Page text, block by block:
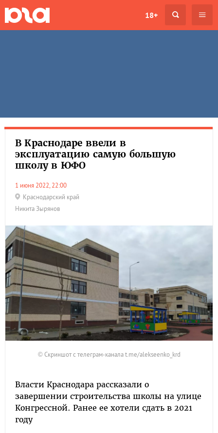
18+
В Краснодаре ввели в
эксплуатацию самую большую
школу в ЮФО
1 июня 2022, 22:00
Краснодарский край
Никита Зырянов
© Скриншот с телеграм-канала t.me/alekseenko_krd
Власти Краснодара рассказали о
завершении строительства школы на улице
Конгрессной. Ранее ее хотели сдать в 2021
году